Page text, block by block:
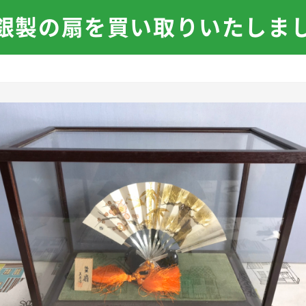
製の扇を買い取りいたしま